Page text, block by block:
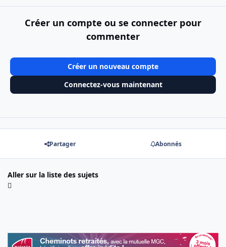
Créer un compte ou se connecter pour
commenter
Créer un nouveau compte
Connectez-vous maintenant
Partager Abonnés
Aller sur la liste des sujets